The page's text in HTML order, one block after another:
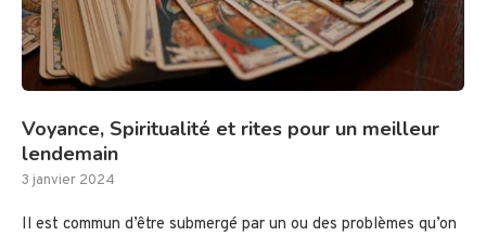
Voyance, Spiritualité et rites pour un meilleur
lendemain
3 janvier 2024
Il est commun d’être submergé par un ou des problèmes qu’on